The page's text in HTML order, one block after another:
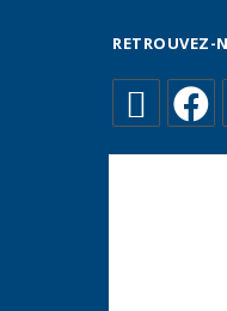
RETROUVEZ-